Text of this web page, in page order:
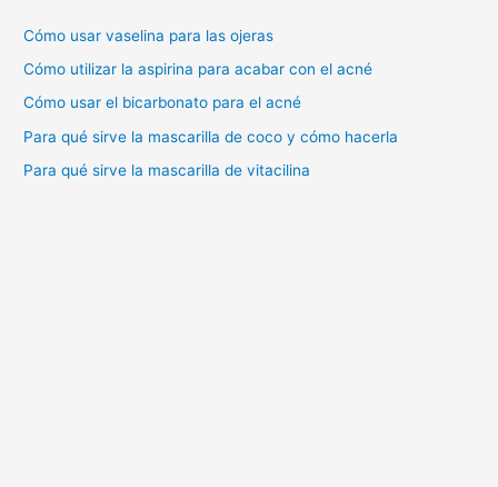
Cómo usar vaselina para las ojeras
Cómo utilizar la aspirina para acabar con el acné
Cómo usar el bicarbonato para el acné
Para qué sirve la mascarilla de coco y cómo hacerla
Para qué sirve la mascarilla de vitacilina